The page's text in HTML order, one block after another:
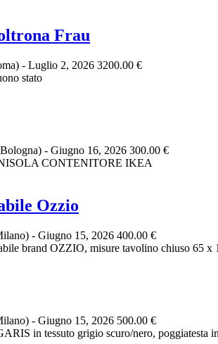
Frau
- Luglio 2, 2026 3200.00 €
stato
- Giugno 16, 2026 300.00 €
CONTENITORE IKEA
Ozzio
- Giugno 15, 2026 400.00 €
brand OZZIO, misure tavolino chiuso 65
- Giugno 15, 2026 500.00 €
in tessuto grigio scuro/nero, poggiatesta